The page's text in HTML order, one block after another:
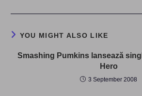
YOU MIGHT ALSO LIKE
Smashing Pumkins lansează
Hero
3 September 2008